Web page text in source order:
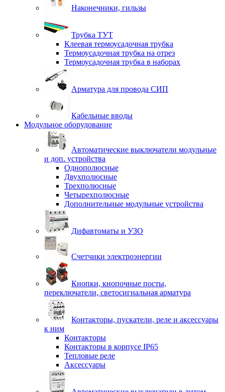
Наконечники, гильзы
Трубка ТУТ
Клеевая термоусадочная трубка
Термоусадочная трубка на отрез
Термоусадочная трубка в наборах
Арматура для провода СИП
Кабельные вводы
Модульное оборудование
Автоматические выключатели модульные
и доп. устройства
Однополюсные
Двухполюсные
Трехполюсные
Четырехполюсные
Дополнительные модульные устройства
Дифавтоматы и УЗО
Счетчики электроэнергии
Кнопки, кнопочные посты,
переключатели, светосигнальная арматура
Контакторы, пускатели, реле и аксессуары
к ним
Контакторы
Контакторы в корпусе IP65
Тепловые реле
Аксессуары